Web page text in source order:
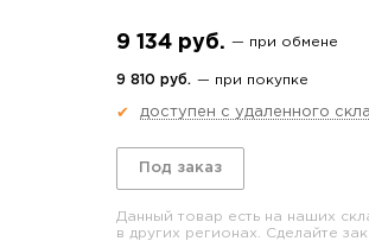
9 134 руб. — при обмене
9 810 руб. — при покупке
✔ доступен с удаленного
Под заказ
Данный товар есть на наших
в других регионах. Сделайте